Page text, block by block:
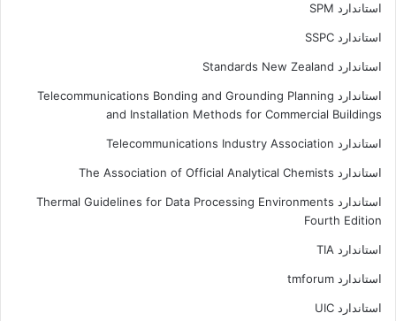
استاندارد SPM
استاندارد SSPC
استاندارد Standards New Zealand
استاندارد Telecommunications Bonding and Grounding Planning
and Installation Methods for Commercial Buildings
استاندارد Telecommunications Industry Association
استاندارد The Association of Official Analytical Chemists
استاندارد Thermal Guidelines for Data Processing Environments
Fourth Edition
استاندارد TIA
استاندارد tmforum
استاندارد UIC